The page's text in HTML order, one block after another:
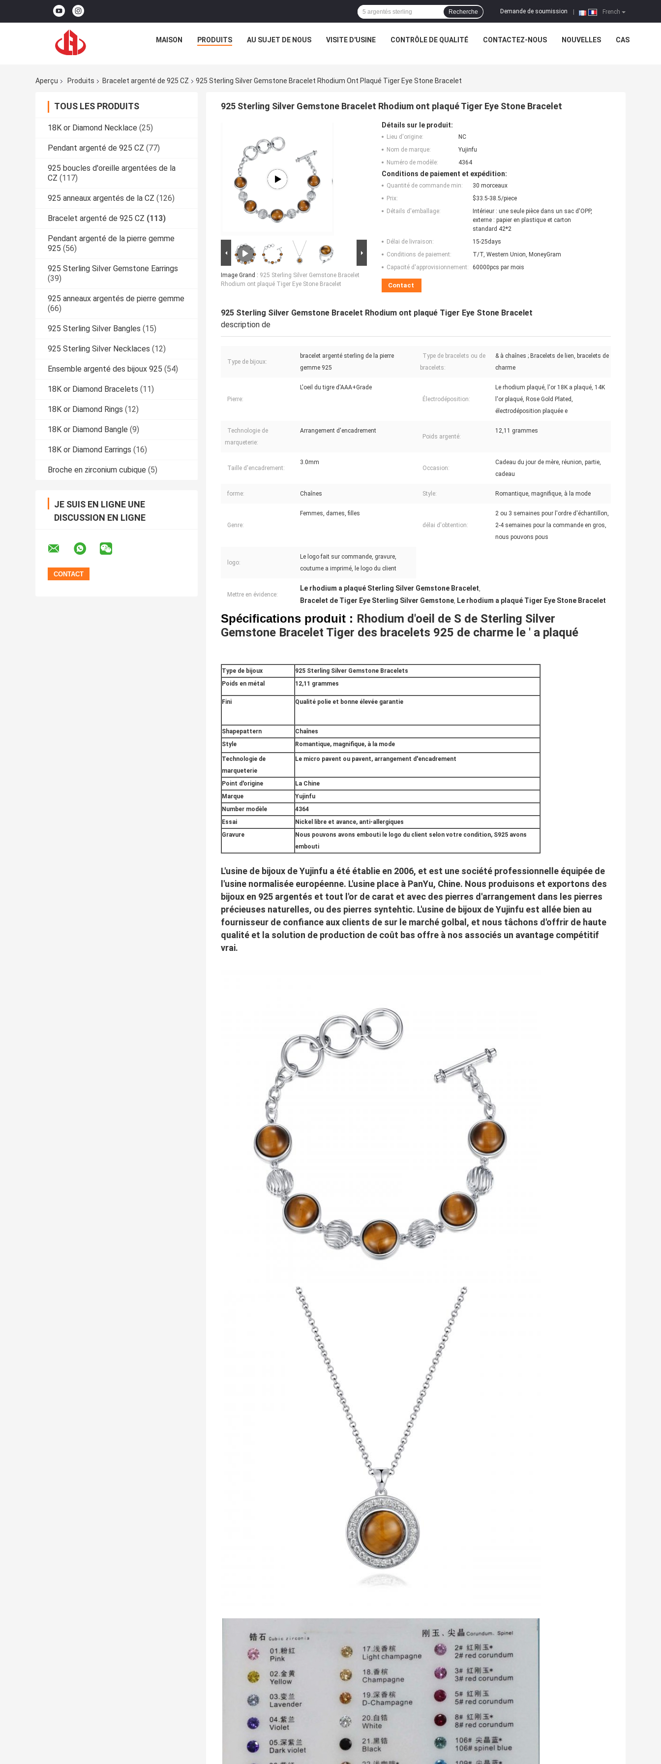
French
Demande de soumission
Recherche
MAISON PRODUITS AU SUJET DE NOUS VISITE D'USINE CONTRÔLE DE QUALITÉ CONTACTEZ-NOUS NOUVELLES CAS
Aperçu Produits Bracelet argenté de 925 CZ 925 Sterling Silver Gemstone Bracelet Rhodium Ont Plaqué Tiger Eye Stone Bracelet
TOUS LES PRODUITS
18K or Diamond Necklace (25)
Pendant argenté de 925 CZ (77)
925 boucles d'oreille argentées de la
CZ (117)
925 anneaux argentés de la CZ (126)
Bracelet argenté de 925 CZ (113)
Pendant argenté de la pierre gemme
925 (56)
925 Sterling Silver Gemstone Earrings
(39)
925 anneaux argentés de pierre gemme
(66)
925 Sterling Silver Bangles (15)
925 Sterling Silver Necklaces (12)
Ensemble argenté des bijoux 925 (54)
18K or Diamond Bracelets (11)
18K or Diamond Rings (12)
18K or Diamond Bangle (9)
18K or Diamond Earrings (16)
Broche en zirconium cubique (5)
JE SUIS EN LIGNE UNE
DISCUSSION EN LIGNE
925 Sterling Silver Gemstone Bracelet Rhodium ont plaqué Tiger Eye Stone Bracelet
Image Grand : 925 Sterling Silver Gemstone Bracelet
Rhodium ont plaqué Tiger Eye Stone Bracelet
Détails sur le produit:
Lieu d'origine:
NC
Nom de marque:
Yujinfu
Numéro de modèle:
4364
Conditions de paiement et expédition:
Quantité de commande min:
30 morceaux
Prix:
$33.5-38.5/piece
Détails d'emballage:
Intérieur : une seule pièce dans un sac d'OPP,
externe : papier en plastique et carton
standard 42*2
Délai de livraison:
15-25days
Conditions de paiement:
T/T, Western Union, MoneyGram
Capacité d'approvisionnement:
60000pcs par mois
Contact
925 Sterling Silver Gemstone Bracelet Rhodium ont plaqué Tiger Eye Stone Bracelet
description de
Type de bijoux:
bracelet argenté sterling de la pierre
gemme 925
Type de bracelets ou de
bracelets:
& à chaînes ; Bracelets de lien, bracelets de
charme
Pierre:
L'oeil du tigre d'AAA+Grade
Électrodéposition:
Le rhodium plaqué, l'or 18K a plaqué, 14K
l'or plaqué, Rose Gold Plated,
électrodéposition plaquée e
Technologie de
marqueterie:
Arrangement d'encadrement
Poids argenté:
12,11 grammes
Taille d'encadrement:
3.0mm
Occasion:
Cadeau du jour de mère, réunion, partie,
cadeau
forme: Chaînes Style: Romantique, magnifique, à la mode
Genre:
Femmes, dames, filles
délai d'obtention:
2 ou 3 semaines pour l'ordre d'échantillon,
2-4 semaines pour la commande en gros,
nous pouvons pous
logo:
Le logo fait sur commande, gravure,
coutume a imprimé, le logo du client
Mettre en évidence:
Le rhodium a plaqué Sterling Silver Gemstone Bracelet,
Bracelet de Tiger Eye Sterling Silver Gemstone, Le rhodium a plaqué Tiger Eye Stone Bracelet
Spécifications produit : Rhodium d'oeil de S de Sterling Silver
Gemstone Bracelet Tiger des bracelets 925 de charme le ' a plaqué
Type de bijoux
925 Sterling Silver Gemstone Bracelets
Poids en métal
12,11 grammes
Fini Qualité polie et bonne élevée garantie
Shapepattern
Chaînes
Style
Romantique, magnifique, à la mode
Technologie de
marqueterie
Le micro pavent ou pavent, arrangement d'encadrement
Point d'origine
La Chine
Marque
Yujinfu
Number modèle
4364
Essai
Nickel libre et avance, anti-allergiques
Gravure
Nous pouvons avons embouti le logo du client selon votre condition, S925 avons
embouti
L'usine de bijoux de Yujinfu a été établie en 2006, et est une société professionnelle équipée de
l'usine normalisée européenne. L'usine place à PanYu, Chine. Nous produisons et exportons des
bijoux en 925 argentés et tout l'or de carat et avec des pierres d'arrangement dans les pierres
précieuses naturelles, ou des pierres syntehtic. L'usine de bijoux de Yujinfu est allée bien au
fournisseur de confiance aux clients de sur le marché golbal, et nous tâchons d'offrir de haute
qualité et la solution de production de coût bas offre à nos associés un avantage compétitif
vrai.